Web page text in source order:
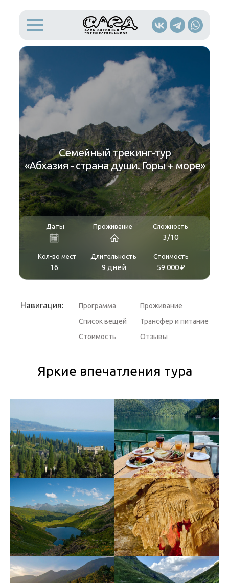
Даты Проживание Сложность
Кол-во мест Длительность
3/10
16 9 дней
Стоимость
59 000 ₽
Семейный трекинг-тур
«Абхазия - страна души. Горы + море»
Навигация: Программа
Проживание
Трансфер и питание
Список вещей
Стоимость
Отзывы
Яркие впечатления тура